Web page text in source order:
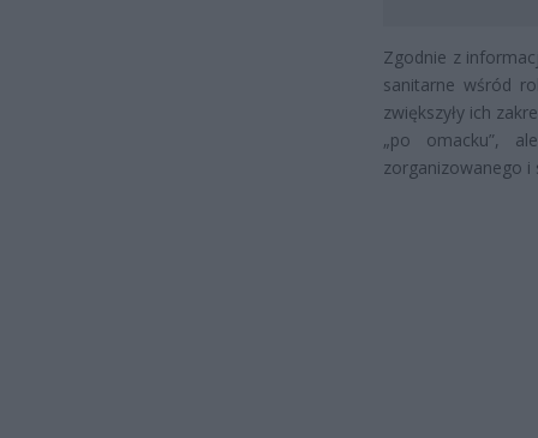
Zgodnie z
sanitarne wśród
zwiększyły ich
„po omacku”,
zorganizowanego i